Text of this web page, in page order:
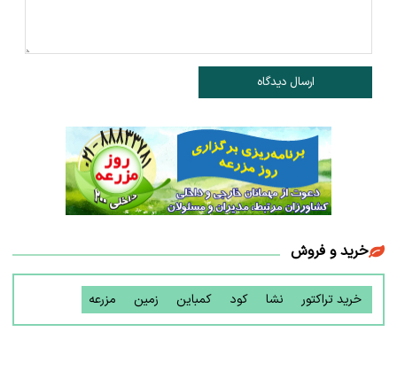
ارسال دیدگاه
خرید و فروش
خرید تراکتور نشا کود کمباین زمین مزرعه